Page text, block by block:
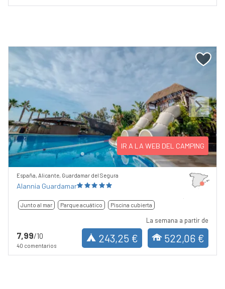
Previous Next
IR A LA WEB DEL CAMPING
España, Alicante, Guardamar del Segura
Alannia Guardamar
Junto al mar Parque acuático Piscina cubierta
7,99/10
40 comentarios
La semana a partir de
243,25 € 522,06 €